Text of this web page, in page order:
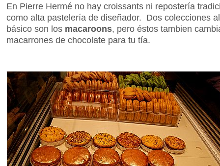
En Pierre Hermé no hay croissants ni repostería
como alta pastelería de diseñador. Dos colecciones
básico son los macaroons, pero éstos tambien
macarrones de chocolate para tu tía.